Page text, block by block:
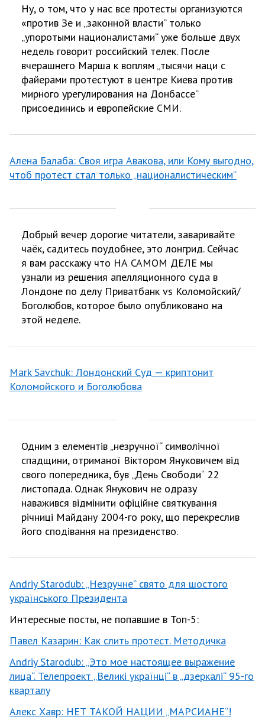
Ну, о том, что у нас все протесты организуются
«против Зе и „законной власти“ только
„упоротыми националистами“ уже больше двух
недель говорит российский телек. После
вчерашнего Марша к воплям „тысячи наци с
файерами протестуют в центре Киева против
мирного урегулирования на Донбассе“
присоединись и европейские СМИ.
Алена Балаба: Своя игра Авакова, или Кому выгодно,
чтоб протест стал только „националистическим“
Добрый вечер дорогие читатели, заваривайте
чаёк, садитесь поудобнее, это лонгрид. Сейчас
я вам расскажу что НА САМОМ ДЕЛЕ мы
узнали из решения апелляционного суда в
Лондоне по делу Приватбанк vs Коломойский/
Боголюбов, которое было опубликовано на
этой неделе.
Mark Savchuk: Лондонский Суд — криптонит
Коломойского и Боголюбова
Одним з елементів „незручної“ символічної
спадщини, отриманої Віктором Януковичем від
свого попередника, був „День Свободи“ 22
листопада. Однак Янукович не одразу
наважився відмінити офіційне святкування
річниці Майдану 2004-го року, що перекреслив
його сподівання на президенство.
Andriy Starodub: „Незручне“ свято для шостого
українського Президента
Интересные посты, не попавшие в Топ-5:
Павел Казарин: Как слить протест. Методичка
Andriy Starodub: „Это мое настоящее выражение
лица“. Телепроект „Великі українці“ в „дзеркалі“ 95-го
кварталу
Алекс Хавр: НЕТ ТАКОЙ НАЦИИ „МАРСИАНЕ“!